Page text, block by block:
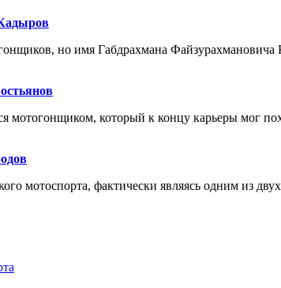
но имя Габдрахмана Файзурахмановича
который к концу карьеры мог
мотоспорта, фактически являясь одним из